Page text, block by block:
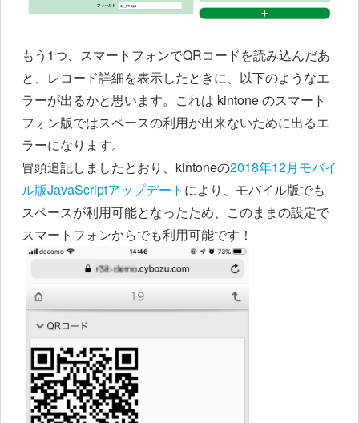
もう1つ、スマートフォンでQRコードを読み込んだあ
と、レコード詳細を表示したときに、以下のようなエ
ラーが出るかと思います。これは kintone のスマート
フォン版ではスペースの利用が出来ないために出るエ
ラーになります。
冒頭追記しましたとおり、kintoneの2018年12月モバイ
ル版JavaScriptアップデート により、モバイル版でも
スペースが利用可能となったため、このままの設定で
スマートフォンからでも利用可能です！